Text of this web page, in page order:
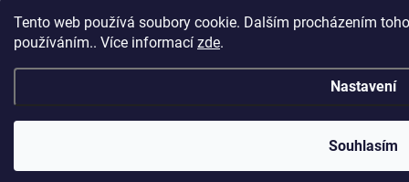
Tento web používá soubory cookie. Dalším procházením
používáním.. Více informací zde.
Nastavení
Souhlasím